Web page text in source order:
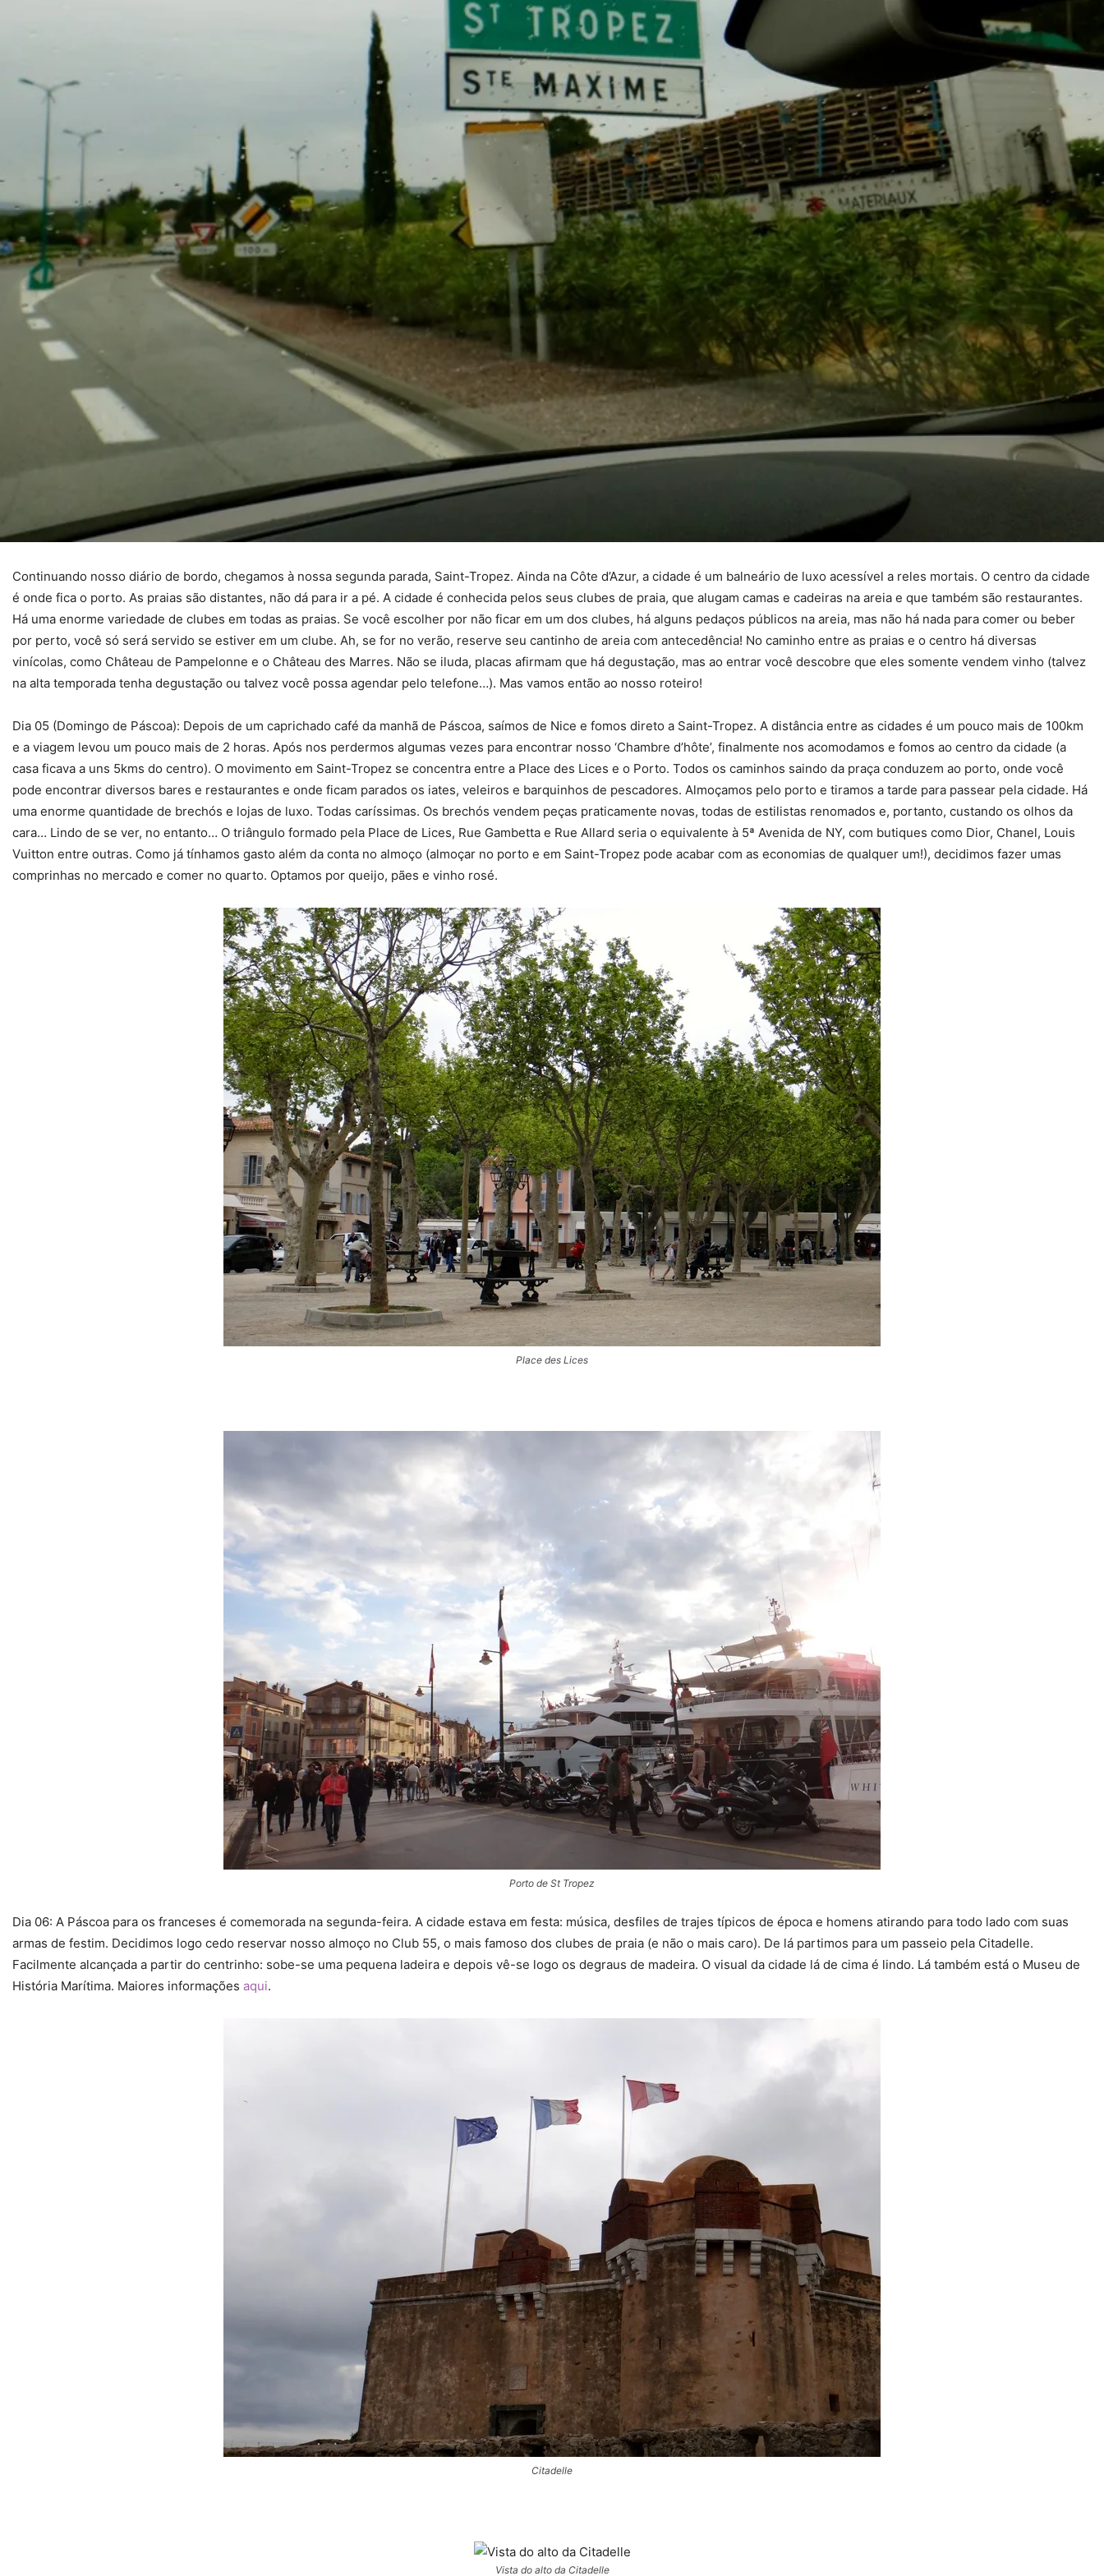
Continuando nosso diário de bordo, chegamos à nossa segunda parada, Saint-Tropez. Ainda na Côte d’Azur, a cidade é um balneário de luxo acessível a reles mortais. O centro da cidade
é onde fica o porto. As praias são distantes, não dá para ir a pé. A cidade é conhecida pelos seus clubes de praia, que alugam camas e cadeiras na areia e que também são restaurantes.
Há uma enorme variedade de clubes em todas as praias. Se você escolher por não ficar em um dos clubes, há alguns pedaços públicos na areia, mas não há nada para comer ou beber
por perto, você só será servido se estiver em um clube. Ah, se for no verão, reserve seu cantinho de areia com antecedência! No caminho entre as praias e o centro há diversas
vinícolas, como Château de Pampelonne e o Château des Marres. Não se iluda, placas afirmam que há degustação, mas ao entrar você descobre que eles somente vendem vinho (talvez
na alta temporada tenha degustação ou talvez você possa agendar pelo telefone…). Mas vamos então ao nosso roteiro!
Dia 05 (Domingo de Páscoa): Depois de um caprichado café da manhã de Páscoa, saímos de Nice e fomos direto a Saint-Tropez. A distância entre as cidades é um pouco mais de 100km
e a viagem levou um pouco mais de 2 horas. Após nos perdermos algumas vezes para encontrar nosso ‘Chambre d’hôte’, finalmente nos acomodamos e fomos ao centro da cidade (a
casa ficava a uns 5kms do centro). O movimento em Saint-Tropez se concentra entre a Place des Lices e o Porto. Todos os caminhos saindo da praça conduzem ao porto, onde você
pode encontrar diversos bares e restaurantes e onde ficam parados os iates, veleiros e barquinhos de pescadores. Almoçamos pelo porto e tiramos a tarde para passear pela cidade. Há
uma enorme quantidade de brechós e lojas de luxo. Todas caríssimas. Os brechós vendem peças praticamente novas, todas de estilistas renomados e, portanto, custando os olhos da
cara… Lindo de se ver, no entanto… O triângulo formado pela Place de Lices, Rue Gambetta e Rue Allard seria o equivalente à 5ª Avenida de NY, com butiques como Dior, Chanel, Louis
Vuitton entre outras. Como já tínhamos gasto além da conta no almoço (almoçar no porto e em Saint-Tropez pode acabar com as economias de qualquer um!), decidimos fazer umas
comprinhas no mercado e comer no quarto. Optamos por queijo, pães e vinho rosé.
Place des Lices
Porto de St Tropez
Dia 06: A Páscoa para os franceses é comemorada na segunda-feira. A cidade estava em festa: música, desfiles de trajes típicos de época e homens atirando para todo lado com suas
armas de festim. Decidimos logo cedo reservar nosso almoço no Club 55, o mais famoso dos clubes de praia (e não o mais caro). De lá partimos para um passeio pela Citadelle.
Facilmente alcançada a partir do centrinho: sobe-se uma pequena ladeira e depois vê-se logo os degraus de madeira. O visual da cidade lá de cima é lindo. Lá também está o Museu de
História Marítima. Maiores informações aqui.
Citadelle
Vista do alto da Citadelle